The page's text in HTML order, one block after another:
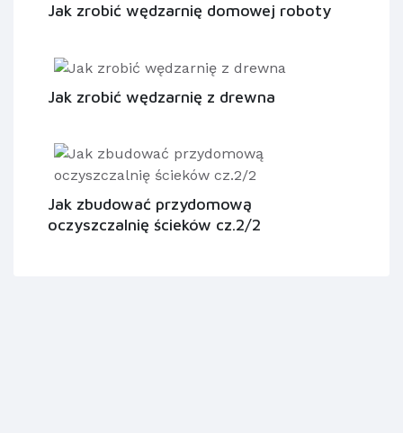
Jak zrobić wędzarnię domowej roboty
Jak zrobić wędzarnię z drewna
Jak zbudować przydomową
oczyszczalnię ścieków cz.2/2